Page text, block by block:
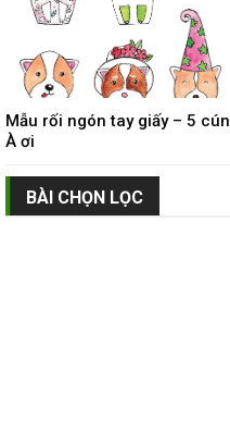
Mẫu rối ngón tay giấy – 5 cún
À ơi
BÀI CHỌN LỌC